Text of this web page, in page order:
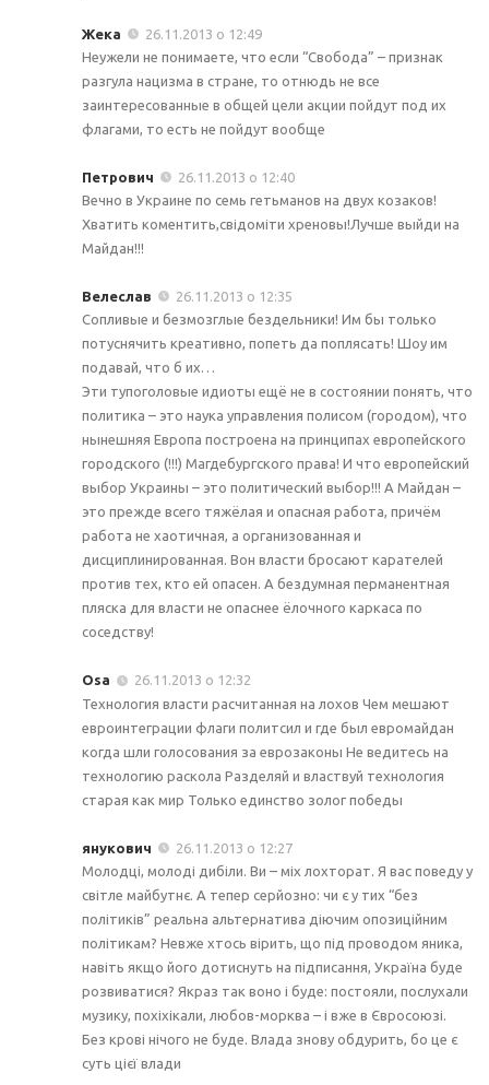
Жека
26.11.2013 о 12:49
Неужели не понимаете, что если “Свобода” – признак
разгула нацизма в стране, то отнюдь не все
заинтересованные в общей цели акции пойдут под их
флагами, то есть не пойдут вообще
Петрович
26.11.2013 о 12:40
Вечно в Украине по семь гетьманов на двух козаков!
Хватить коментить,свідоміти хреновы!Лучше выйди на
Майдан!!!
Велеслав
26.11.2013 о 12:35
Сопливые и безмозглые бездельники! Им бы только
потуснячить креативно, попеть да поплясать! Шоу им
подавай, что б их…
Эти тупоголовые идиоты ещё не в состоянии понять, что
политика – это наука управления полисом (городом), что
нынешняя Европа построена на принципах европейского
городского (!!!) Магдебургского права! И что европейский
выбор Украины – это политический выбор!!! А Майдан –
это прежде всего тяжёлая и опасная работа, причём
работа не хаотичная, а организованная и
дисциплинированная. Вон власти бросают карателей
против тех, кто ей опасен. А бездумная перманентная
пляска для власти не опаснее ёлочного каркаса по
соседству!
Osa
26.11.2013 о 12:32
Технология власти расчитанная на лохов Чем мешают
евроинтеграции флаги политсил и где был евромайдан
когда шли голосования за еврозаконы Не ведитесь на
технологию раскола Разделяй и властвуй технология
старая как мир Только единство золог победы
янукович
26.11.2013 о 12:27
Молодці, молоді дибіли. Ви – міх лохторат. Я вас поведу у
світле майбутнє. А тепер серйозно: чи є у тих “без
політиків” реальна альтернатива діючим опозиційним
політикам? Невже хтось вірить, що під проводом яника,
навіть якщо його дотиснуть на підписання, Україна буде
розвиватися? Якраз так воно і буде: постояли, послухали
музику, похіхікали, любов-морква – і вже в Євросоюзі.
Без крові нічого не буде. Влада знову обдурить, бо це є
суть цієї влади